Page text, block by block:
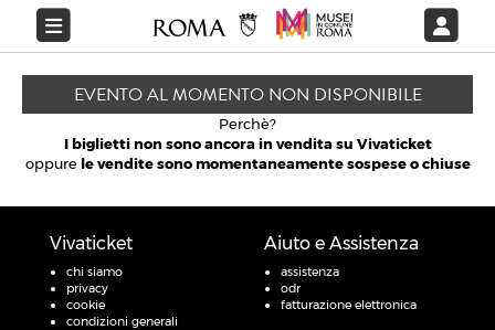
EVENTO AL MOMENTO NON DISPONIBILE
Perchè?
I biglietti non sono ancora in vendita su Vivaticket
oppure le vendite sono momentaneamente sospese o chiuse
Vivaticket
chi siamo
privacy
cookie
condizioni generali
Aiuto e Assistenza
assistenza
odr
fatturazione elettronica